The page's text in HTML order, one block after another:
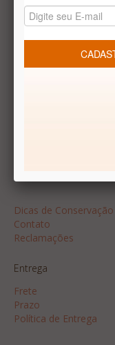
Produtos temáticos
REDES SOCIAIS
Dicas de Conservação
Contato
Reclamações
Entrega
Frete
Prazo
Política de Entrega